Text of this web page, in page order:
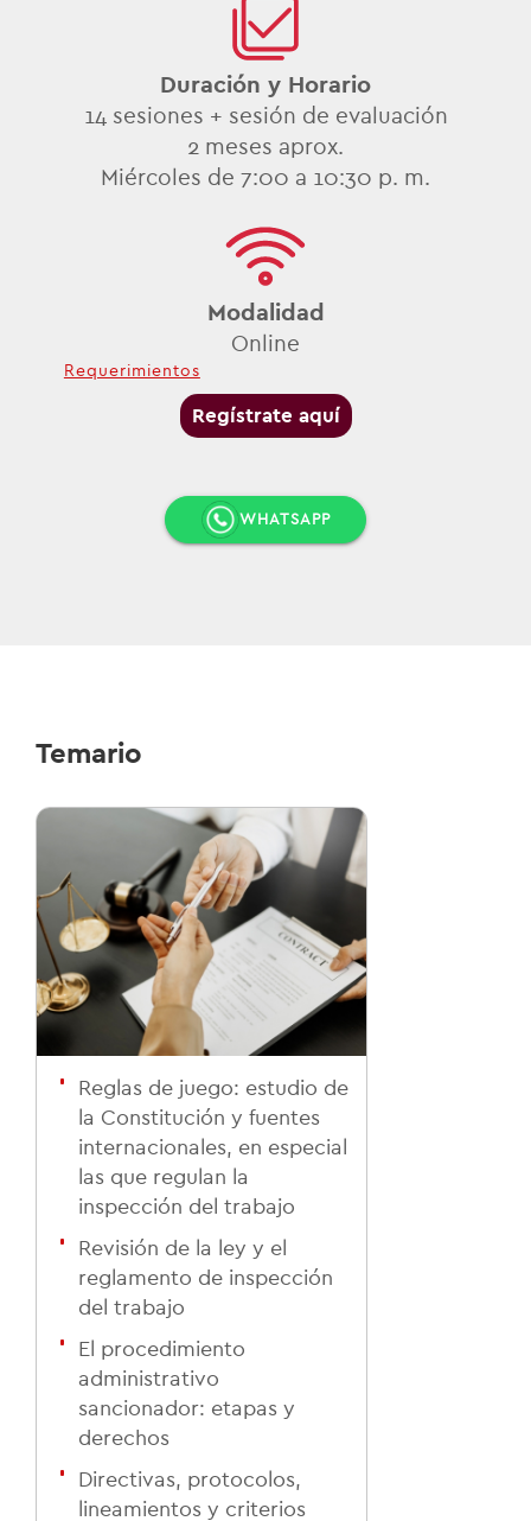
Duración y Horario
14 sesiones + sesión de evaluación
2 meses aprox.
Miércoles de 7:00 a 10:30 p. m.
Modalidad
Online
Requerimientos
Regístrate aquí
WHATSAPP
Temario
Reglas de juego: estudio de
la Constitución y fuentes
internacionales, en especial
las que regulan la
inspección del trabajo
Revisión de la ley y el
reglamento de inspección
del trabajo
El procedimiento
administrativo
sancionador: etapas y
derechos
Directivas, protocolos,
lineamientos y criterios